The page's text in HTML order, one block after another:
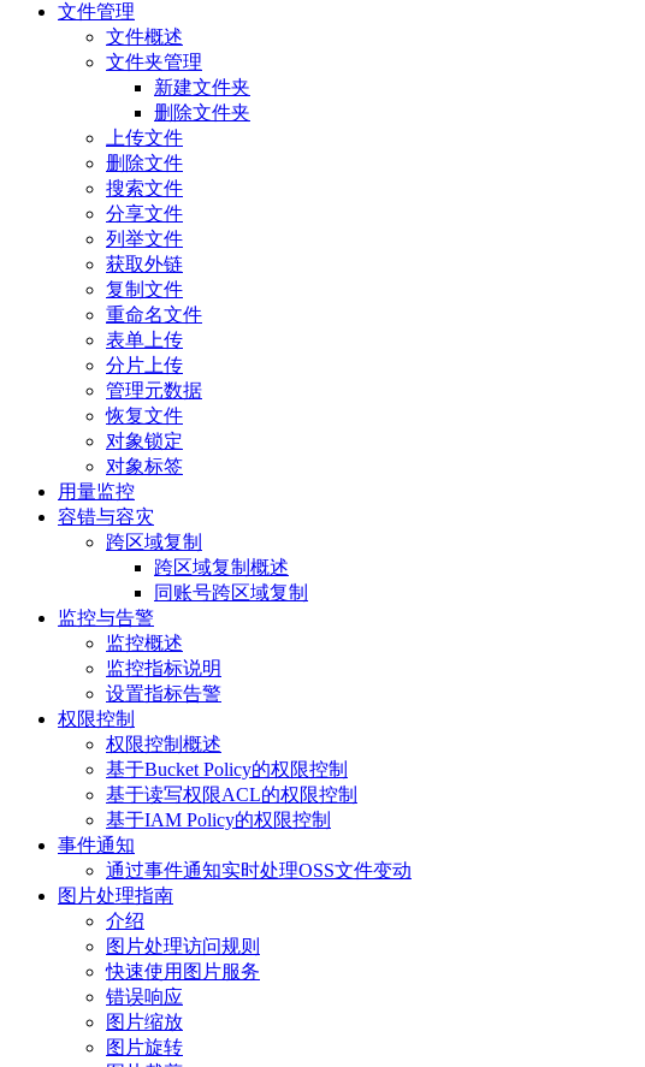
文件管理
文件概述
文件夹管理
新建文件夹
删除文件夹
上传文件
删除文件
搜索文件
分享文件
列举文件
获取外链
复制文件
重命名文件
表单上传
分片上传
管理元数据
恢复文件
对象锁定
对象标签
用量监控
容错与容灾
跨区域复制
跨区域复制概述
同账号跨区域复制
监控与告警
监控概述
监控指标说明
设置指标告警
权限控制
权限控制概述
基于Bucket Policy的权限控制
基于读写权限ACL的权限控制
基于IAM Policy的权限控制
事件通知
通过事件通知实时处理OSS文件变动
图片处理指南
介绍
图片处理访问规则
快速使用图片服务
错误响应
图片缩放
图片旋转